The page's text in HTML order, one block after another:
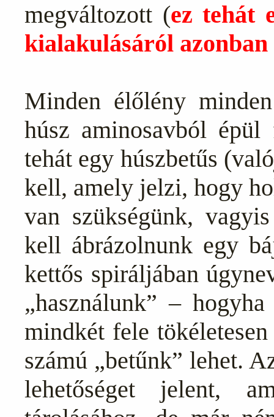
megváltozott (ez tehát
kialakulásáról
Minden élőlény
húsz aminosavból épül
tehát egy húszbetűs
kell, amely jelzi, hogy
van szükségünk,
kell ábrázolnunk egy
kettős spiráljában
„használunk” –
mindkét fele
számú „betűnk” lehet.
lehetőséget jelent,